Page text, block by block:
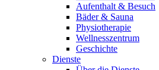
Aufenthalt & Besuch
Bäder & Sauna
Physiotherapie
Wellnesszentrum
Geschichte
Dienste